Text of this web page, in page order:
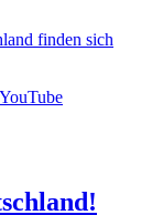
finden sich